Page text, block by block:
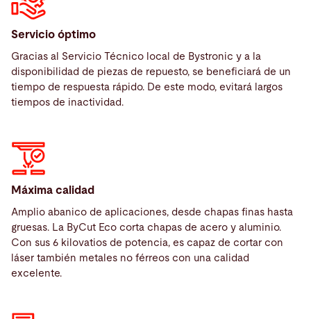
Servicio óptimo
Gracias al Servicio Técnico local de Bystronic y a la
disponibilidad de piezas de repuesto, se beneficiará de un
tiempo de respuesta rápido. De este modo, evitará largos
tiempos de inactividad.
Máxima calidad
Amplio abanico de aplicaciones, desde chapas finas hasta
gruesas. La ByCut Eco corta chapas de acero y aluminio.
Con sus 6 kilovatios de potencia, es capaz de cortar con
láser también metales no férreos con una calidad
excelente.